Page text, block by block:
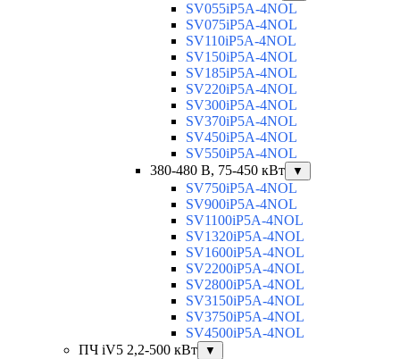
SV055iP5A-4NOL
SV075iP5A-4NOL
SV110iP5A-4NOL
SV150iP5A-4NOL
SV185iP5A-4NOL
SV220iP5A-4NOL
SV300iP5A-4NOL
SV370iP5A-4NOL
SV450iP5A-4NOL
SV550iP5A-4NOL
380-480 В, 75-450 кВт
▼
SV750iP5A-4NOL
SV900iP5A-4NOL
SV1100iP5A-4NOL
SV1320iP5A-4NOL
SV1600iP5A-4NOL
SV2200iP5A-4NOL
SV2800iP5A-4NOL
SV3150iP5A-4NOL
SV3750iP5A-4NOL
SV4500iP5A-4NOL
ПЧ iV5 2,2-500 кВт
▼